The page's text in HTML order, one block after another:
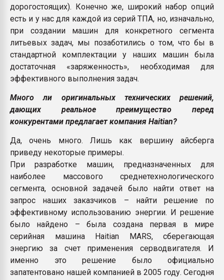
дорогостоящих). Конечно же, широкий набор опций
есть и у нас для каждой из серий ТПА, но, изначально,
при создании машин для конкретного сегмента
литьевых задач, мы позаботились о том, что бы в
стандартной комплектации у наших машин была
достаточная «заряженность», необходимая для
эффективного выполнения задач.
Много ли оригинальных технических решений,
дающих реальное преимущество перед
конкурентами предлагает компания Haitian?
Да, очень много. Лишь как вершину айсберга
приведу некоторые примеры.
При разработке машин, предназначенных для
наиболее массового среднетехнологического
сегмента, основной задачей было найти ответ на
запрос наших заказчиков – найти решение по
эффективному использованию энергии. И решение
было найдено – была создана первая в мире
серийная машина Haitian MARS, сберегающая
энергию за счет применения серводвигателя. И
именно это решение было официально
запатентовано нашей компанией в 2005 году. Сегодня